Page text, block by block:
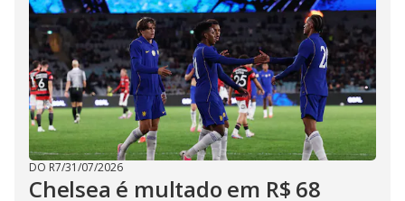
DO R7/31/07/2026
Chelsea é multado em R$ 68